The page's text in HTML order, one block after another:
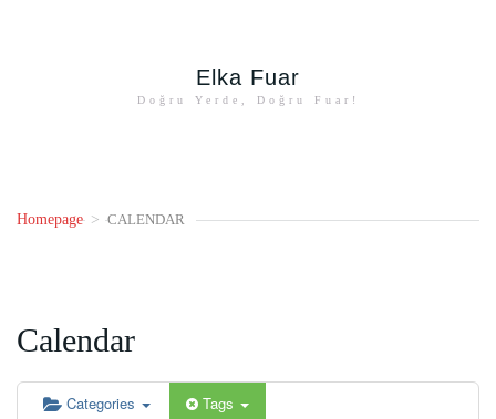
Elka Fuar
Doğru Yerde, Doğru Fuar!
Homepage > CALENDAR
Calendar
Categories Tags